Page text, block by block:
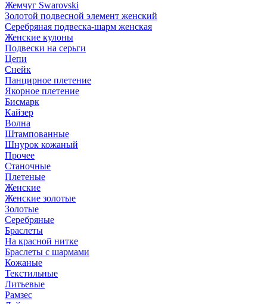
Жемчуг Swarovski
Золотой подвесной элемент женcкий
Серебряная подвеска-шарм женская
Женские кулоны
Подвески на серьги
Цепи
Снейк
Панцирное плетение
Якорное плетение
Бисмарк
Кайзер
Волна
Штампованные
Шнурок кожаный
Прочее
Станочные
Плетеные
Женские
Женские золотые
Золотые
Серебряные
Браслеты
На красной нитке
Браслеты с шармами
Кожаные
Текстильные
Литьевые
Рамзес